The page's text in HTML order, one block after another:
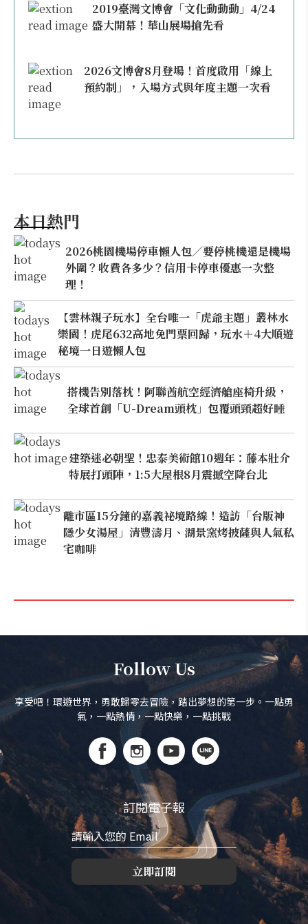
2019臺灣文博會「文化動動動」4/24
盛大開幕！華山展場搶先看
2026文博會8月登場！首度啟用「線上
預約制」，入場方式與年度主題一次看
本日熱門
2026桃園機場停車懶人包／要停桃機還是機場
外圍？收費各多少？信用卡停車優惠一次整
理！
【雲林親子玩水】全台唯一「虎爺主題」叢林水
樂園！虎尾632高地免門票回歸，玩水＋4大順遊
秘境一日遊懶人包
搭機告別落枕！阿聯酋航空經濟艙座椅升級，
全球首創「U-Dream頭枕」包覆頭頸超好睡
建築迷必朝聖！忠泰美術館10週年：藤本壯介
特展打頭陣，1:5大屋根8月震撼空降台北
離市區15分鐘的嘉義祕境路線！造訪「台版神
隱少女湯屋」清豐濤月、湖景窯烤披薩與人氣私
宅咖啡
Follow Us
享受吧！環遊世界，勇敢歸零去冒險，踏出夢想的第一步。一點勇
氣，一點熱情，一點快樂，一點挑戰
訂閱電子報
立即訂閱